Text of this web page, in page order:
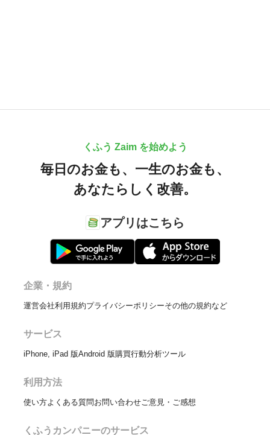
くふう Zaim を始めよう
毎日のお金も、 一生のお金も、
あなたらしく改善。
アプリはこちら
企業・規約
運営会社利用規約プライバシーポリシーその他の規約など
サービス
iPhone, iPad 版Android 版購買行動分析ツール
利用方法
使い方よくある質問お問い合わせご意見・ご感想
くふうカンパニーのサービス